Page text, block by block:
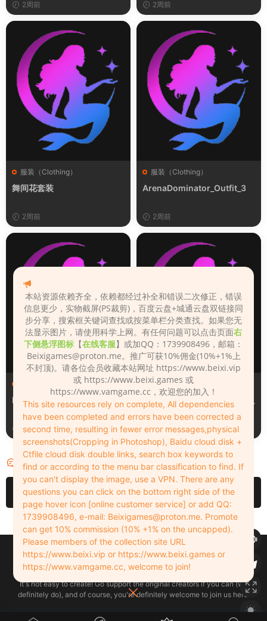
2周前 2周前
服装（Clothing）
舞间花套装
2周前
服装（Clothing）
ArenaDominator_Outfit_3
2周前
服装（Clothing）
Leopard_print_office_suit
2周前
服装（Clothing）
Lacquer_leather_two_tone_
tight_mini_skirt
2周前
评论 2
请先登录
Copyleft © 2022-2026 beixi.vip - All Rights Freedom！
创作不易！有能力的同学可以去支持一下原创作者（我们绝对支持），当然
了，您加入这里我们也绝对欢迎！
It's not easy to create! Go support the original creators if you can (we
definitely do), and of course, you're definitely welcome to join us here!
本站资源依赖齐全，依赖都经过补全和错误二次修正，错误
信息更少，实物截屏(PS裁剪)，百度云盘+城通云盘双链接同
步分享，搜索框关键词查找或按菜单栏分类查找。如果您无
法显示图片，请使用科学上网。有任何问题可以点击页面右
下侧悬浮图标 【在线客服】或加QQ：1739908496，邮箱：
Beixigames@proton.me。推广可获10%佣金(10%+1%上
不封顶)。请各位会员收藏本站网址 https://www.beixi.vip
或 https://www.beixi.games 或
https://www.vamgame.cc，欢迎您的加入！
This site resources rely on complete, All dependencies
have been completed and errors have been corrected a
second time, resulting in fewer error messages,physical
screenshots(Cropping in Photoshop), Baidu cloud disk +
Ctfile cloud disk double links, search box keywords to
find or according to the menu bar classification to find. If
you can't display the image, use a VPN. There are any
questions you can click on the bottom right side of the
page hover icon [online customer service] or add QQ:
1739908496, e-mail: Beixigames@proton.me. Promote
can get 10% commission (10% +1% on the uncapped).
Please members of the collection site URL
https://www.beixi.vip or https://www.beixi.games or
https://www.vamgame.cc, welcome to join!